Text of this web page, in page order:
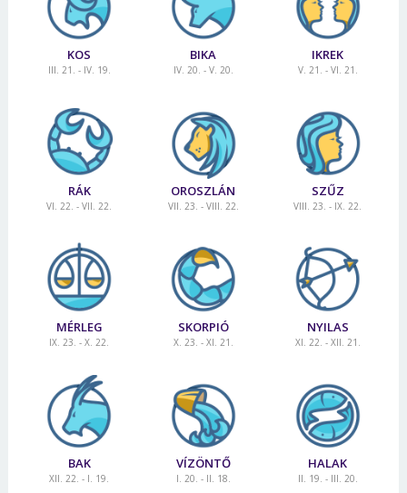
KOS
III. 21. - IV. 19.
BIKA
IV. 20. - V. 20.
IKREK
V. 21. - VI. 21.
RÁK
VI. 22. - VII. 22.
OROSZLÁN
VII. 23. - VIII. 22.
SZŰZ
VIII. 23. - IX. 22.
MÉRLEG
IX. 23. - X. 22.
SKORPIÓ
X. 23. - XI. 21.
NYILAS
XI. 22. - XII. 21.
BAK
XII. 22. - I. 19.
VÍZÖNTŐ
I. 20. - II. 18.
HALAK
II. 19. - III. 20.